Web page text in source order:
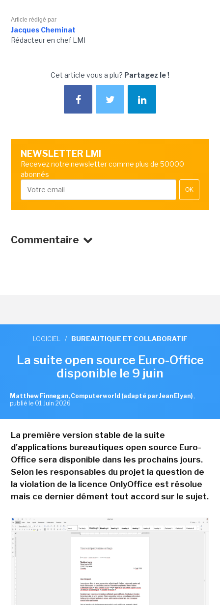
Article rédigé par
Jacques Cheminat
Rédacteur en chef LMI
Cet article vous a plu? Partagez le !
NEWSLETTER LMI
Recevez notre newsletter comme plus de 50000
abonnés
OK
Commentaire
LOGICIEL / BUREAUTIQUE ET COLLABORATIF
La suite open source Euro-Office
disponible le 9 juin
Matthew Finnegan, Computerworld (adapté par Jean Elyan) ,
publié le 01 Juin 2026
La première version stable de la suite
d'applications bureautiques open source Euro-
Office sera disponible dans les prochains jours.
Selon les responsables du projet la question de
la violation de la licence OnlyOffice est résolue
mais ce dernier dément tout accord sur le sujet.